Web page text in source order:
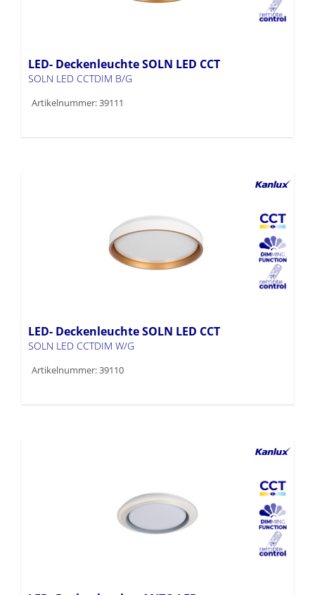
LED- Deckenleuchte SOLN LED CCT
SOLN LED CCTDIM B/G
Artikelnummer: 39111
LED- Deckenleuchte SOLN LED CCT
SOLN LED CCTDIM W/G
Artikelnummer: 39110